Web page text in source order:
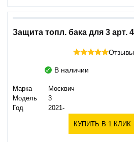
Защита топл. бака для 3 арт.
В наличии
Марка
Москвич
Модель
3
Год
2021-
КУПИТЬ В 1 КЛИК